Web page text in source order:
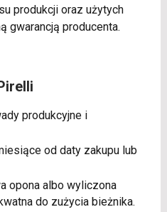
produkcji oraz użytych
gwarancją producenta.
produkcyjne i
od daty zakupu lub
opona albo wyliczona
do zużycia bieżnika.